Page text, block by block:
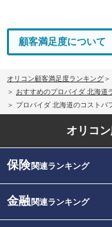
顧客満足度について
オリコン顧客満足度ランキング
おすすめのプロバイダ 北海道
プロバイダ 北海道のコストパ
オリコ
保険関連ランキング
金融関連ランキング